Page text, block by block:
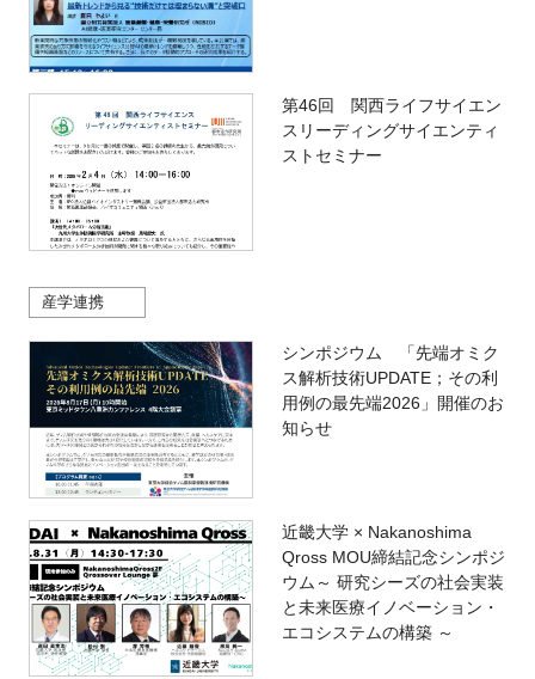
第46回 関西ライフサイエン
スリーディングサイエンティ
ストセミナー
産学連携
シンポジウム 「先端オミク
ス解析技術UPDATE；その利
用例の最先端2026」開催のお
知らせ
近畿大学 × Nakanoshima
Qross MOU締結記念シンポジ
ウム～ 研究シーズの社会実装
と未来医療イノベーション・
エコシステムの構築 ～